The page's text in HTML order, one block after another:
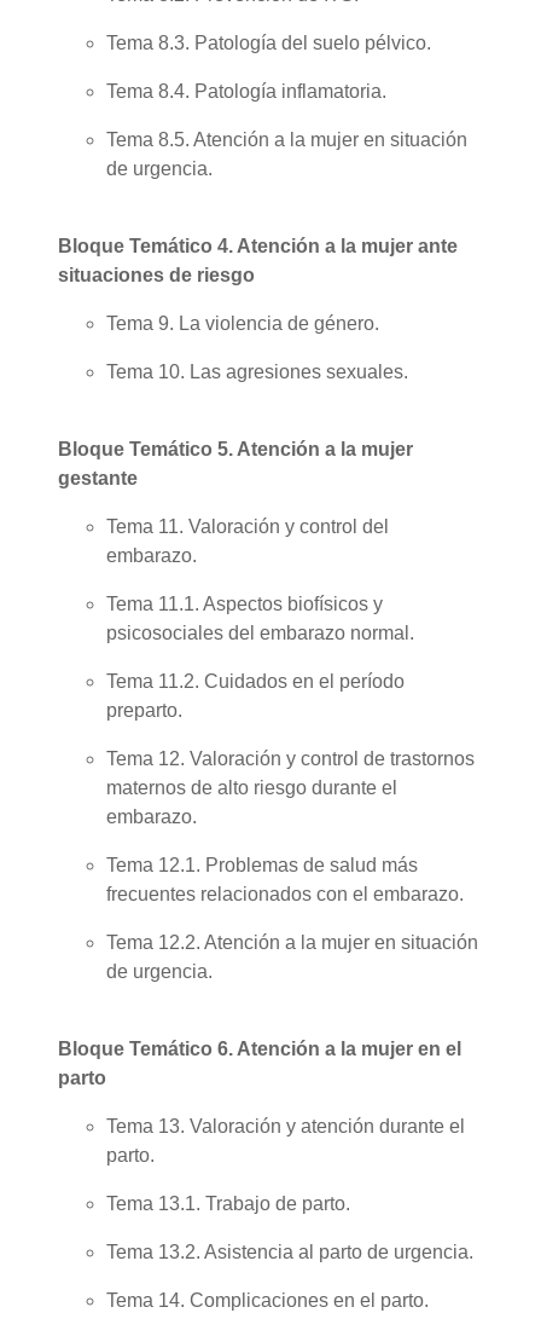
Tema 8.3. Patología del suelo pélvico.
Tema 8.4. Patología inflamatoria.
Tema 8.5. Atención a la mujer en situación
de urgencia.
Bloque Temático 4. Atención a la mujer ante
situaciones de riesgo
Tema 9. La violencia de género.
Tema 10. Las agresiones sexuales.
Bloque Temático 5. Atención a la mujer
gestante
Tema 11. Valoración y control del
embarazo.
Tema 11.1. Aspectos biofísicos y
psicosociales del embarazo normal.
Tema 11.2. Cuidados en el período
preparto.
Tema 12. Valoración y control de trastornos
maternos de alto riesgo durante el
embarazo.
Tema 12.1. Problemas de salud más
frecuentes relacionados con el embarazo.
Tema 12.2. Atención a la mujer en situación
de urgencia.
Bloque Temático 6. Atención a la mujer en el
parto
Tema 13. Valoración y atención durante el
parto.
Tema 13.1. Trabajo de parto.
Tema 13.2. Asistencia al parto de urgencia.
Tema 14. Complicaciones en el parto.